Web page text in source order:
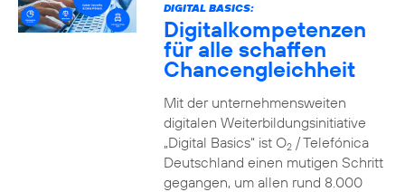
DIGITAL BASICS:
Digitalkompetenzen
für alle schaffen
Chancengleichheit
Mit der unternehmensweiten
digitalen Weiterbildungsinitiative
„Digital Basics“ ist O2/ Telefónica
Deutschland einen mutigen Schritt
gegangen, um allen rund 8.000